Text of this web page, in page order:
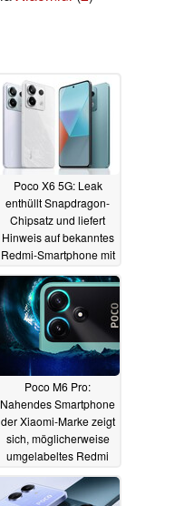
Poco X6 5G: Leak
enthüllt Snapdragon-
Chipsatz und liefert
Hinweis auf bekanntes
Redmi-Smartphone mit
200 MP01.12.2023
Poco M6 Pro:
Nahendes Smartphone
der Xiaomi-Marke zeigt
sich, möglicherweise
umgelabeltes Redmi
Note 13 Pro Modell
23.11.2023